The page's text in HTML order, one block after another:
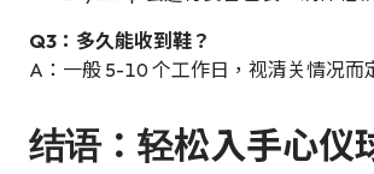
Q3：多久能收到鞋？
A：一般 5-10 个工作日，视清关情况而
结语：轻松入手心仪